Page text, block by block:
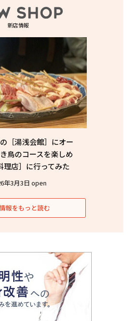
新店情報
［湯浅会館］にオー
鳥のコースを楽しめ
理店］に行ってみた
年3月3日 open
報をもっと読む